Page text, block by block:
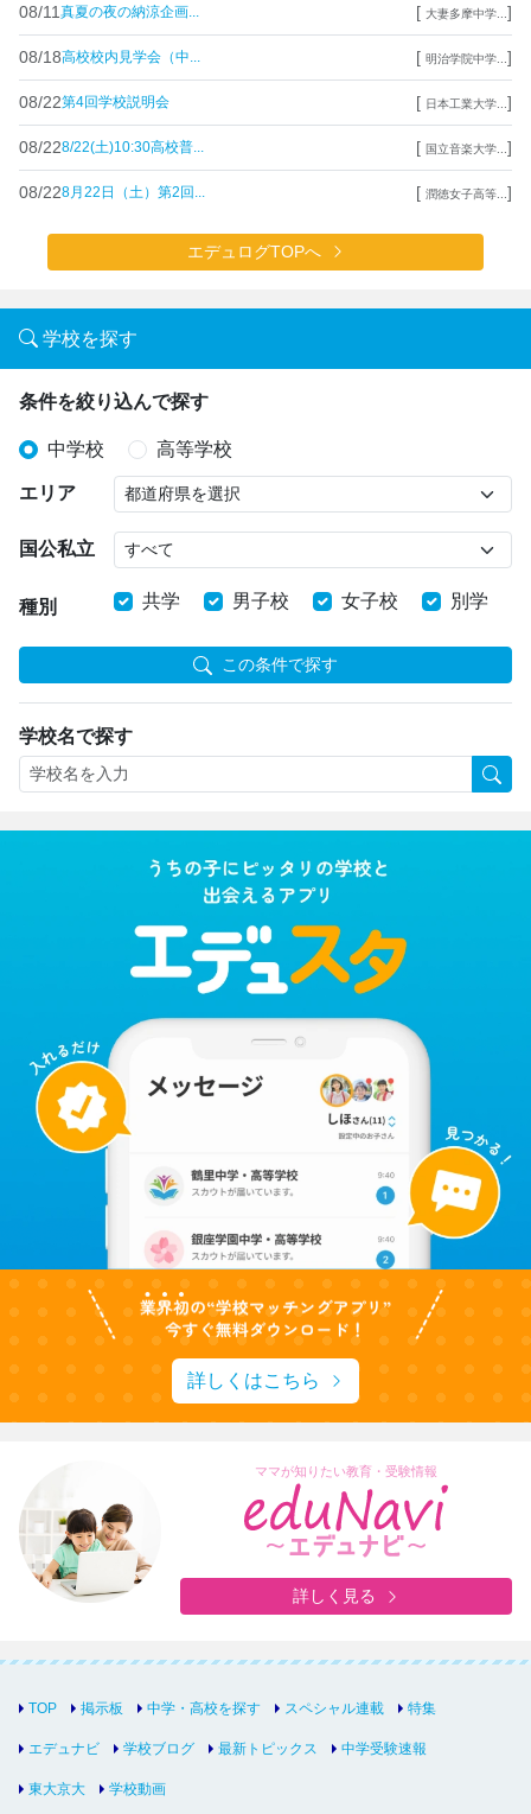
08/11 真夏の夜の納涼企画... [ 大妻多摩中学... ]
08/18高校校内見学会（中... [ 明治学院中学... ]
08/22第4回学校説明会 [ 日本工業大学... ]
08/228/22(土)10:30高校普... [ 国立音楽大学... ]
08/228月22日（土）第2回... [ 潤徳女子高等... ]
エデュログTOPへ
学校を探す
条件を絞り込んで探す
中学校 高等学校
エリア
国公私立
種別 共学 男子校 女子校 別学
この条件で探す
学校名で探す
詳しくはこちら
ママが知りたい教育・受験情報
詳しく見る
TOP 掲示板 中学・高校を探す スペシャル連載 特集
エデュナビ 学校ブログ 最新トピックス 中学受験速報
東大京大 学校動画